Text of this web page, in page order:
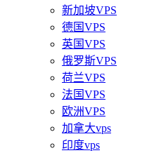
新加坡VPS
德国VPS
英国VPS
俄罗斯VPS
荷兰VPS
法国VPS
欧洲VPS
加拿大vps
印度vps